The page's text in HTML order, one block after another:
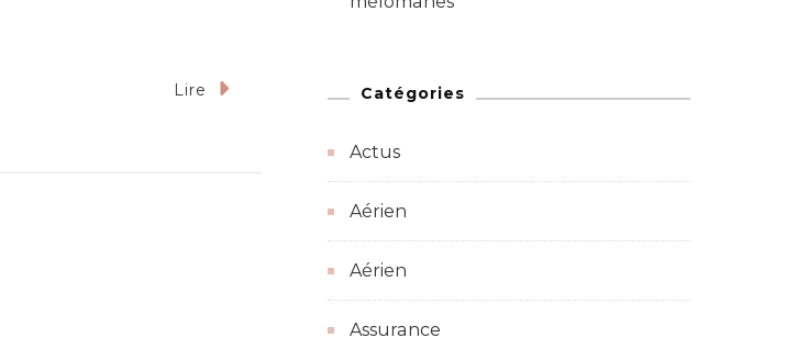
Lire Catégories
Actus
Aérien
Aérien
Assurance